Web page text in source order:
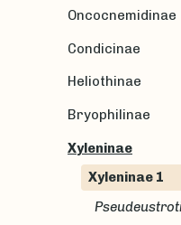
Oncocnemidinae
Condicinae
Heliothinae
Bryophilinae
Xyleninae
Xyleninae 1